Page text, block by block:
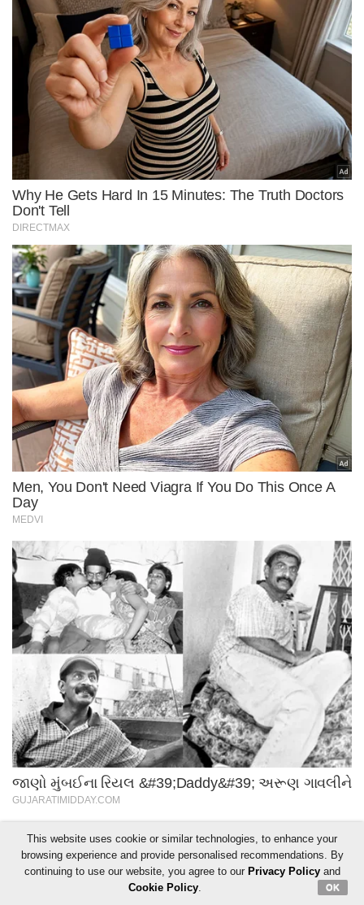
This website uses cookie or similar technologies, to enhance your
browsing experience and provide personalised recommendations. By
continuing to use our website, you agree to our Privacy Policyand
Cookie Policy. OK